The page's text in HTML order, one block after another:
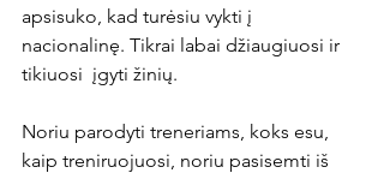
apsisuko, kad turėsiu vykti į
nacionalinę. Tikrai labai džiaugiuosi ir
tikiuosi  įgyti žinių.
Noriu parodyti treneriams, koks esu,
kaip treniruojuosi, noriu pasisemti iš